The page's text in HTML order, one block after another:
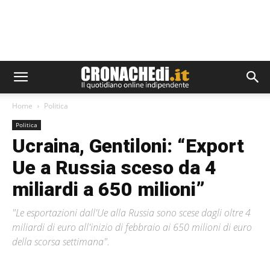
Home Politica
Politica
Ucraina, Gentiloni: “Export
Ue a Russia sceso da 4
miliardi a 650 milioni”
"Le esportazioni dall'Ue alla Russia sono scese dagli oltre 4
miliardi di euro all'inizio di febbraio ai 650 milioni di euro
della scorsa settimana".